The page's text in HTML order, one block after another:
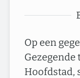
Op een
Gezegende
Hoofdstad,